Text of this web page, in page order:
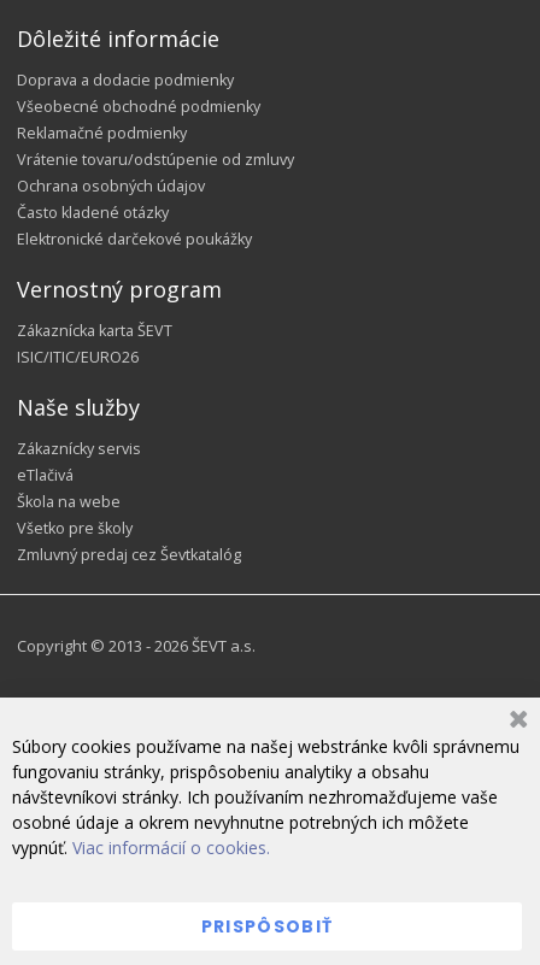
Dôležité informácie
Doprava a dodacie podmienky
Všeobecné obchodné podmienky
Reklamačné podmienky
Vrátenie tovaru/odstúpenie od zmluvy
Ochrana osobných údajov
Často kladené otázky
Elektronické darčekové poukážky
Vernostný program
Zákaznícka karta ŠEVT
ISIC/ITIC/EURO26
Naše služby
Zákaznícky servis
eTlačivá
Škola na webe
Všetko pre školy
Zmluvný predaj cez Ševtkatalóg
Copyright © 2013 - 2026 ŠEVT a.s.
Súbory cookies používame na našej webstránke kvôli správnemu
fungovaniu stránky, prispôsobeniu analytiky a obsahu
návštevníkovi stránky. Ich používaním nezhromažďujeme vaše
osobné údaje a okrem nevyhnutne potrebných ich môžete
vypnúť. Viac informácií o cookies.
PRISPÔSOBIŤ